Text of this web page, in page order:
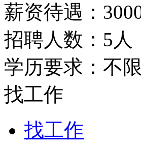
薪资待遇：
招聘人数：5人
学历要求：不
找工作
找工作